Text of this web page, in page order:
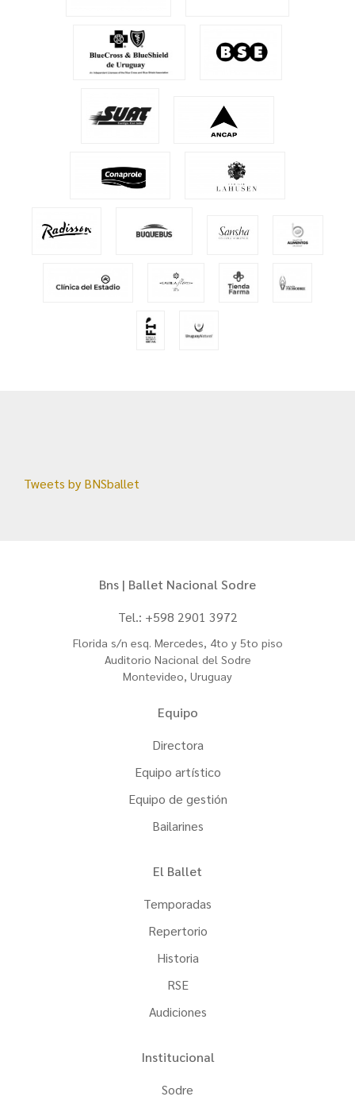
Tweets by BNSballet
Bns | Ballet Nacional Sodre
Tel.: +598 2901 3972
Florida s/n esq. Mercedes, 4to y 5to piso
Auditorio Nacional del Sodre
Montevideo, Uruguay
Equipo
Directora
Equipo artístico
Equipo de gestión
Bailarines
El Ballet
Temporadas
Repertorio
Historia
RSE
Audiciones
Institucional
Sodre